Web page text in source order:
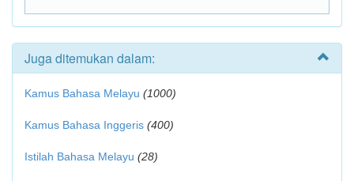
Juga ditemukan dalam:
Kamus Bahasa Melayu (1000)
Kamus Bahasa Inggeris (400)
Istilah Bahasa Melayu (28)